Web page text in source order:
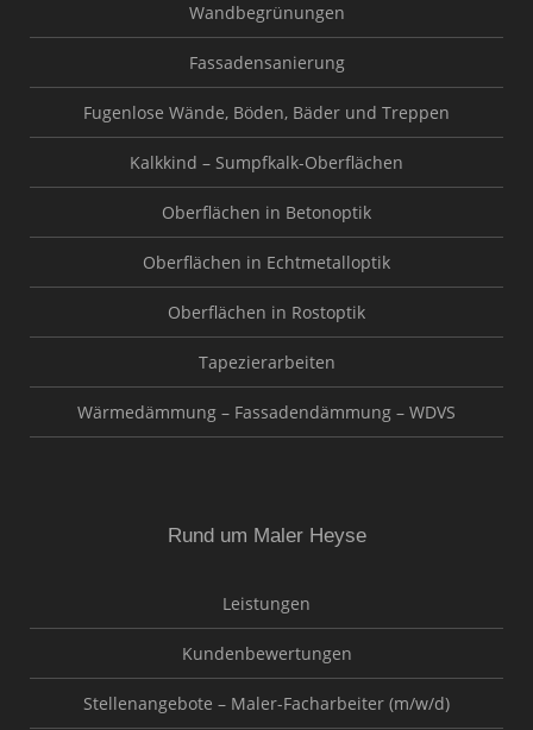
Wandbegrünungen
Fassadensanierung
Fugenlose Wände, Böden, Bäder und Treppen
Kalkkind – Sumpfkalk-Oberflächen
Oberflächen in Betonoptik
Oberflächen in Echtmetalloptik
Oberflächen in Rostoptik
Tapezierarbeiten
Wärmedämmung – Fassadendämmung – WDVS
Rund um Maler Heyse
Leistungen
Kundenbewertungen
Stellenangebote – Maler-Facharbeiter (m/w/d)